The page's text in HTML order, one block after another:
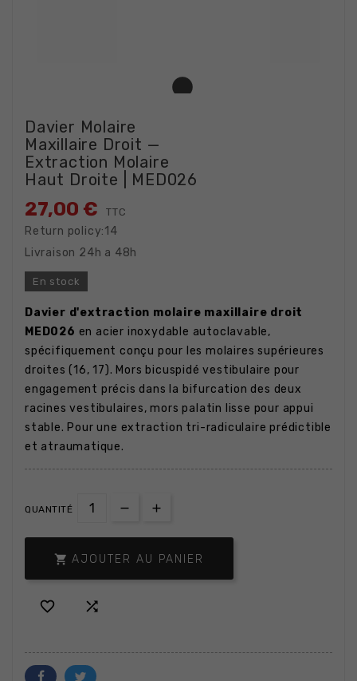
Davier Molaire
Maxillaire Droit —
Extraction Molaire
Haut Droite | MED026
27,00 € TTC
Return policy:14
Livraison 24h a 48h
En stock
Davier d'extraction molaire maxillaire droit
MED026 en acier inoxydable autoclavable,
spécifiquement conçu pour les molaires supérieures
droites (16, 17). Mors bicuspidé vestibulaire pour
engagement précis dans la bifurcation des deux
racines vestibulaires, mors palatin lisse pour appui
stable. Pour une extraction tri-radiculaire prédictible
et atraumatique.
QUANTITÉ
 AJOUTER AU PANIER
 